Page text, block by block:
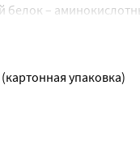
–
– разработан
костей и зубов.
А, Е, С + селен) и
упаковка)